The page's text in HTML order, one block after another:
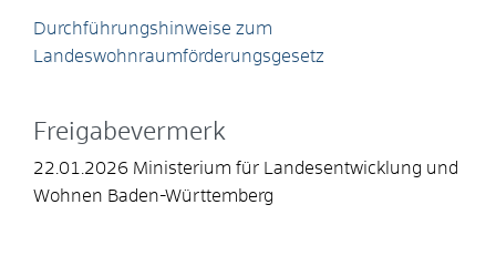
Durchführungshinweise zum
Landeswohnraumförderungsgesetz
Freigabevermerk
22.01.2026 Ministerium für Landesentwicklung und
Wohnen Baden-Württemberg